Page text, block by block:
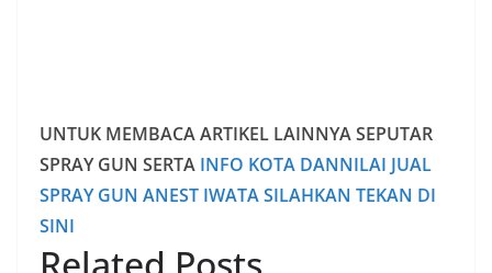
UNTUK MEMBACA ARTIKEL LAINNYA SEPUTAR
SPRAY GUN SERTA INFO KOTA DANNILAI JUAL
SPRAY GUN ANEST IWATA SILAHKAN TEKAN DI
SINI
Related Posts